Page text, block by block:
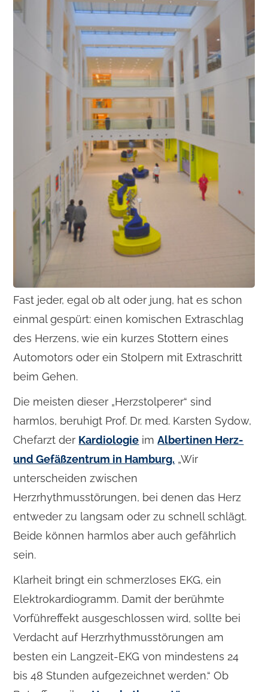
Fast jeder, egal ob alt oder jung, hat es schon
einmal gespürt: einen komischen Extraschlag
des Herzens, wie ein kurzes Stottern eines
Automotors oder ein Stolpern mit Extraschritt
beim Gehen.
Die meisten dieser „Herzstolperer“ sind
harmlos, beruhigt Prof. Dr. med. Karsten Sydow,
Chefarzt der Kardiologie imAlbertinen Herz-
und Gefäßzentrum in Hamburg. „Wir
unterscheiden zwischen
Herzrhythmusstörungen, bei denen das Herz
entweder zu langsam oder zu schnell schlägt.
Beide können harmlos aber auch gefährlich
sein.
Klarheit bringt ein schmerzloses EKG, ein
Elektrokardiogramm. Damit der berühmte
Vorführeffekt ausgeschlossen wird, sollte bei
Verdacht auf Herzrhythmusstörungen am
besten ein Langzeit-EKG von mindestens 24
bis 48 Stunden aufgezeichnet werden.“ Ob